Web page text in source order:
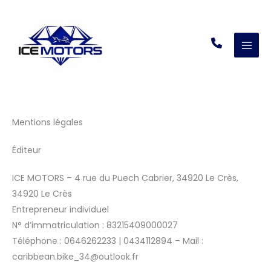
contenu
Mentions légales
Éditeur
ICE MOTORS – 4 rue du Puech Cabrier, 34920 Le Crès,
34920 Le Crès
Entrepreneur individuel
N° d’immatriculation : 83215409000027
Téléphone : 0646262233 | 0434112894 – Mail :
caribbean.bike_34@outlook.fr